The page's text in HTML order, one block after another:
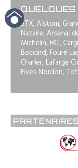
QUELQUES
STX, Alstom,
Nazaire, Arsenal
Michelin, HCI,
Boccard, Fouré
Charier, Lafarge
Fives Nordon,
PARTENAIRES